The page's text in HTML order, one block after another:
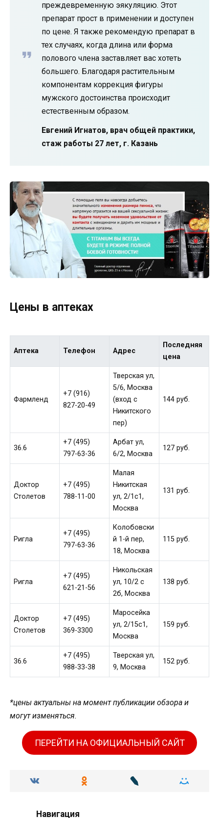
преждевременную эякуляцию. Этот
препарат прост в применении и доступен
по цене. Я также рекомендую препарат в
тех случаях, когда длина или форма
полового члена заставляет вас хотеть
большего. Благодаря растительным
компонентам коррекция фигуры
мужского достоинства происходит
естественным образом.
Евгений Игнатов, врач общей практики,
стаж работы 27 лет, г. Казань
Цены в аптеках
Аптека Телефон Адрес
Последняя
цена
Фармленд
+7 (916)
827-20-49
Тверская ул,
5/6, Москва
(вход с
Никитского
пер)
144 руб.
36.6
+7 (495)
797-63-36
Арбат ул,
6/2, Москва
127 руб.
Доктор
Столетов
+7 (495)
788-11-00
Малая
Никитская
ул, 2/1с1,
Москва
131 руб.
Ригла
+7 (495)
797-63-36
Колобовски
й 1-й пер,
18, Москва
115 руб.
Ригла
+7 (495)
621-21-56
Никольская
ул, 10/2 с
2б, Москва
138 руб.
Доктор
Столетов
+7 (495)
369-3300
Маросейка
ул, 2/15с1,
Москва
159 руб.
36.6
+7 (495)
988-33-38
Тверская ул,
9, Москва
152 руб.
*цены актуальны на момент публикации обзора и
могут изменяться.
ПЕРЕЙТИ НА ОФИЦИАЛЬНЫЙ САЙТ
Навигация